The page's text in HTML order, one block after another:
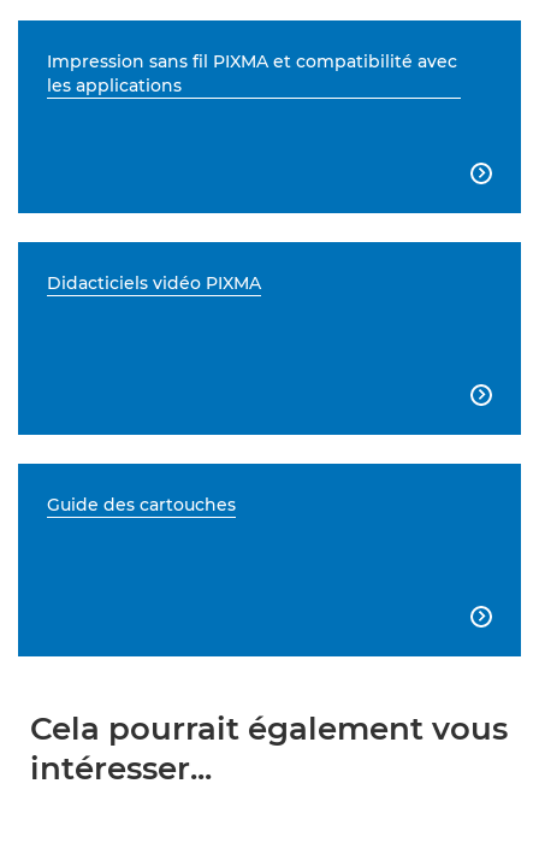
Impression sans fil PIXMA et compatibilité avec
les applications

Didacticiels vidéo PIXMA

Guide des cartouches

Cela pourrait également vous
intéresser...